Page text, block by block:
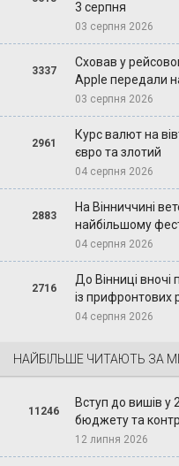
3 серпня
03 серпня 2026
3337
Сховав у
Apple передали
03 серпня 2026
2961
Курс валют на
євро та злотий
04 серпня 2026
2883
На Вінниччині
найбільшому
04 серпня 2026
2716
До Вінниці
із прифронтових
04 серпня 2026
НАЙБІЛЬШЕ ЧИТАЮТЬ ЗА
11246
Вступ до вишів у
бюджету та
12 липня 2026